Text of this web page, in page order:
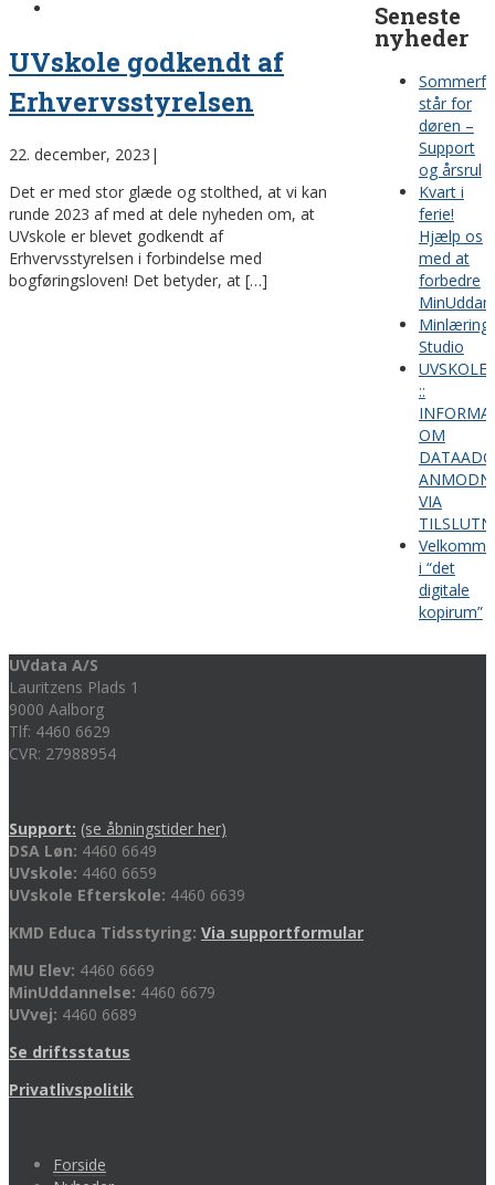
UVskole godkendt af
Erhvervsstyrelsen
22. december, 2023 |
Det er med stor glæde og stolthed, at vi kan
runde 2023 af med at dele nyheden om, at
UVskole er blevet godkendt af
Erhvervsstyrelsen i forbindelse med
bogføringsloven! Det betyder, at […]
Seneste
nyheder
står for
døren –
Support
og årsrul
Kvart i
ferie!
Hjælp os
med at
forbedre
Minlæring
Studio
UVSKOLE
::
OM
VIA
i “det
digitale
kopirum”
UVdata A/S
Lauritzens Plads 1
9000 Aalborg
Tlf: 4460 6629
CVR: 27988954
Support: (se åbningstider her)
DSA Løn: 4460 6649
UVskole: 4460 6659
UVskole Efterskole: 4460 6639
KMD Educa Tidsstyring: Via supportformular
MU Elev: 4460 6669
MinUddannelse: 4460 6679
UVvej: 4460 6689
Se driftsstatus
Privatlivspolitik
Forside